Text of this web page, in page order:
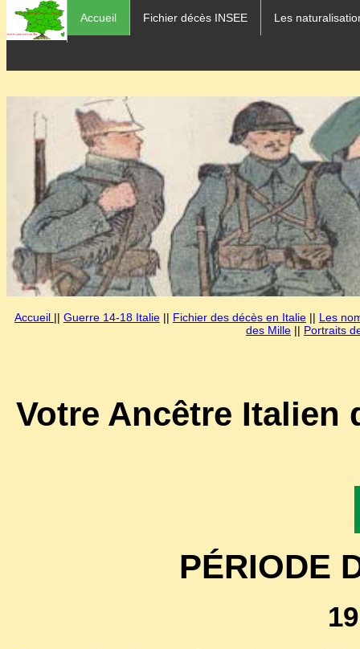
Accueil Fichier décès INSEE Les
Accueil || Guerre 14-18 Italie || Fichier des décès en Italie || Les
des Mille || Portraits
Votre Ancêtre Italien
PÉRIODE